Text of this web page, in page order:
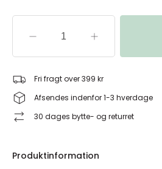
Fri fragt over 399 kr
Afsendes indenfor 1-3 hverdage
30 dages bytte- og returret
Produktinformation